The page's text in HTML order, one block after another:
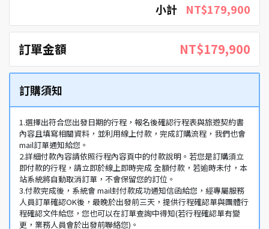
小計 NT$179,900
訂單金額 NT$179,900
訂購須知
1.選擇出符合您出發日期的行程，報名後確認行程表與旅遊契約書
內容且填寫相關資料，並利用線上付款，完成訂購流程，我們也會
mail訂單通知給您。
2.詳細付款內容請依照行程內容頁中的付款說明。若您是訂購須立
即付款的行程，請立即於線上即時完成 全額付款，若逾時未付，本
站系統將自動取消訂單，不會保留您的訂位。
3.付款完成後，系統會 mail封付款成功通知信函給您，經專屬服務
人員訂單確認OK後，最晚於出發前三天，提供行程確認單與團體行
程確認文件給您，您也可以在訂單查詢中得知(若行程確認單有變
更，業務人員會於出發前聯絡您)。